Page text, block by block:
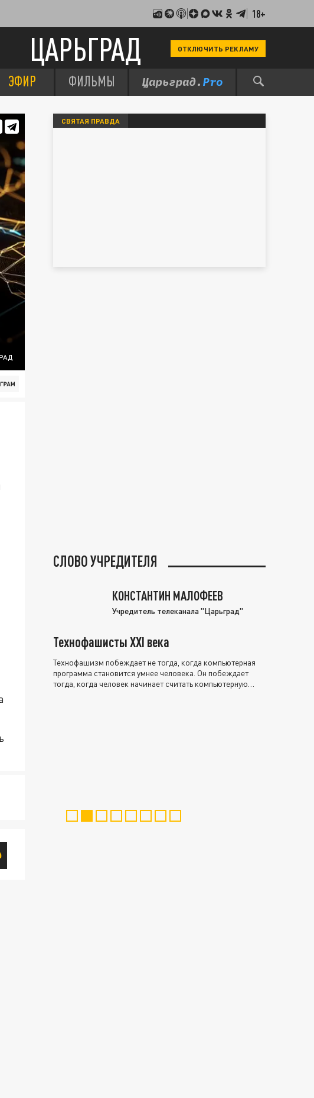
18+
ЦАРЬГРАД ОТКЛЮЧИТЬ РЕКЛАМУ
ЭФИР ФИЛЬМЫ
СВЯТАЯ ПРАВДА
СЛОВО УЧРЕДИТЕЛЯ
КОНСТАНТИН МАЛОФЕЕВ
Учредитель телеканала "Царьград"
Технофашисты XXI века
Технофашизм побеждает не тогда, когда компьютерная
программа становится умнее человека. Он побеждает
тогда, когда человек начинает считать компьютерную